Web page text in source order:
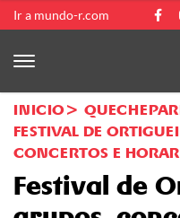
Ir a mundo-r.com
INICIO
FESTIVAL DE
CONCERTOS E
Festival de